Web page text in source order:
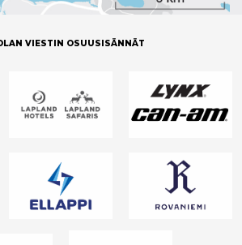
VIESTIN OSUUSISÄNNÄT